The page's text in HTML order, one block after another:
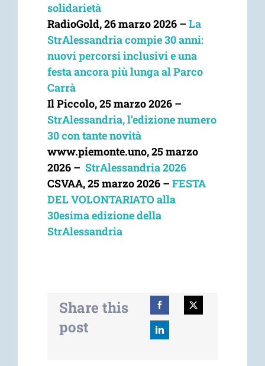
solidarietà
RadioGold,26 marzo 2026 – La
StrAlessandria compie 30 anni:
nuovi percorsi inclusivi e una
festa ancora più lunga al Parco
Carrà
Il Piccolo,25 marzo 2026–
StrAlessandria, l’edizione numero
30 con tante novità
www.piemonte.uno,25 marzo
2026– StrAlessandria 2026
CSVAA,25 marzo 2026– FESTA
DEL VOLONTARIATO alla
30esima edizione della
StrAlessandria
Share this
post